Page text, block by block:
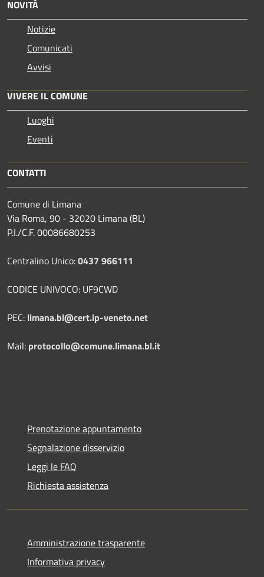
NOVITÀ
Notizie
Comunicati
Avvisi
VIVERE IL COMUNE
Luoghi
Eventi
CONTATTI
Comune di Limana
Via Roma, 90 - 32020 Limana (BL)
P.I./C.F. 00086680253
Centralino Unico:0437 966111
CODICE UNIVOCO: UF9CWD
PEC: limana.bl@cert.ip-veneto.net
Mail: protocollo@comune.limana.bl.it
Prenotazione appuntamento
Segnalazione disservizio
Leggi le FAQ
Richiesta assistenza
Amministrazione trasparente
Informativa privacy